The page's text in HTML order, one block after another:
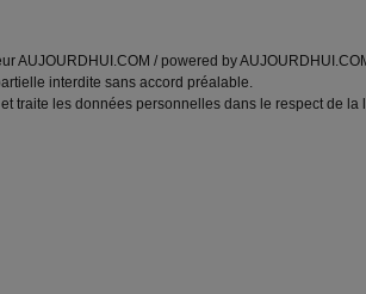
AUJOURDHUI.COM / powered by
interdite sans accord préalable.
traite les données personnelles dans le respect de